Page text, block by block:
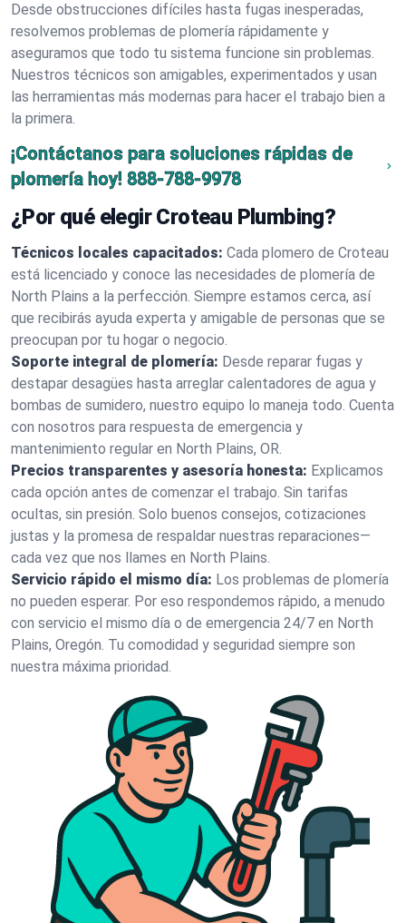
Desde obstrucciones difíciles hasta fugas inesperadas,
resolvemos problemas de plomería rápidamente y
aseguramos que todo tu sistema funcione sin problemas.
Nuestros técnicos son amigables, experimentados y usan
las herramientas más modernas para hacer el trabajo bien a
la primera.
¡Contáctanos para soluciones rápidas de
plomería hoy! 888-788-9978
¿Por qué elegir Croteau Plumbing?
Técnicos locales capacitados: Cada plomero de Croteau
está licenciado y conoce las necesidades de plomería de
North Plains a la perfección. Siempre estamos cerca, así
que recibirás ayuda experta y amigable de personas que se
preocupan por tu hogar o negocio.
Soporte integral de plomería: Desde reparar fugas y
destapar desagües hasta arreglar calentadores de agua y
bombas de sumidero, nuestro equipo lo maneja todo. Cuenta
con nosotros para respuesta de emergencia y
mantenimiento regular en North Plains, OR.
Precios transparentes y asesoría honesta: Explicamos
cada opción antes de comenzar el trabajo. Sin tarifas
ocultas, sin presión. Solo buenos consejos, cotizaciones
justas y la promesa de respaldar nuestras reparaciones—
cada vez que nos llames en North Plains.
Servicio rápido el mismo día: Los problemas de plomería
no pueden esperar. Por eso respondemos rápido, a menudo
con servicio el mismo día o de emergencia 24/7 en North
Plains, Oregón. Tu comodidad y seguridad siempre son
nuestra máxima prioridad.